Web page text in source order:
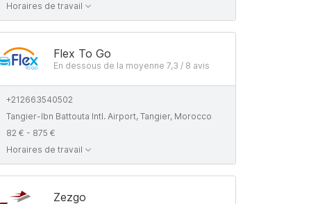
Horaires de travail
Flex To Go
En dessous de la moyenne 7,3 / 8 avis
+212663540502
Tangier-Ibn Battouta Intl. Airport, Tangier, Morocco
82 € - 875 €
Horaires de travail
Zezgo